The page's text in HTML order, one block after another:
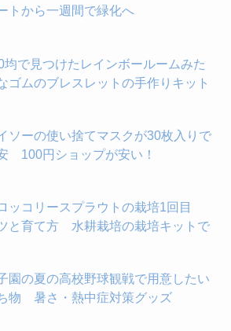
トから一週間で緑化へ
均で見つけたレインボールームみた
ゴムのブレスレットの手作りキット
ソーの使い捨てマスクが30枚入りで
100円ショップが安い！
ッコリースプラウトの栽培1回目
と育て方 水耕栽培の栽培キットで
園の夏の高校野球観戦で用意したい
物 暑さ・熱中症対策グッズ